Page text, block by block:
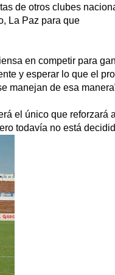
de otros clubes
La Paz para que
en competir para
y esperar lo que el
manejan de esa
el único que reforzará al
todavía no está